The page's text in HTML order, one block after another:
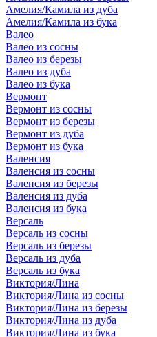
Амелия/Камила из дуба
Амелия/Камила из бука
Валео
Валео из сосны
Валео из березы
Валео из дуба
Валео из бука
Вермонт
Вермонт из сосны
Вермонт из березы
Вермонт из дуба
Вермонт из бука
Валенсия
Валенсия из сосны
Валенсия из березы
Валенсия из дуба
Валенсия из бука
Версаль
Версаль из сосны
Версаль из березы
Версаль из дуба
Версаль из бука
Виктория/Лина
Виктория/Лина из сосны
Виктория/Лина из березы
Виктория/Лина из дуба
Виктория/Лина из бука